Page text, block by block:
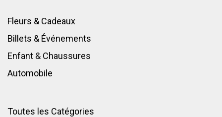
Fleurs & Cadeaux
Billets & Événements
Enfant & Chaussures
Automobile
Toutes les Catégories